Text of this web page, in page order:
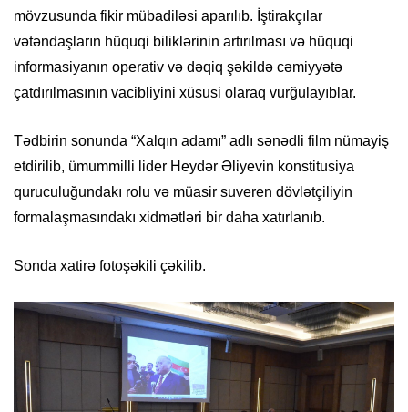
mövzusunda fikir mübadiləsi aparılıb. İştirakçılar
vətəndaşların hüquqi biliklərinin artırılması və hüquqi
informasiyanın operativ və dəqiq şəkildə cəmiyyətə
çatdırılmasının vacibliyini xüsusi olaraq vurğulayıblar.
Tədbirin sonunda “Xalqın adamı” adlı sənədli film nümayiş
etdirilib, ümummilli lider Heydər Əliyevin konstitusiya
quruculuğundakı rolu və müasir suveren dövlətçiliyin
formalaşmasındakı xidmətləri bir daha xatırlanıb.
Sonda xatirə fotoşəkili çəkilib.